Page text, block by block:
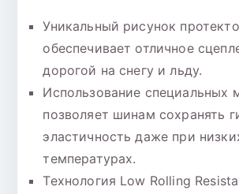
Уникальный рисунок
обеспечивает отличное
дорогой на снегу и льду.
Использование специальных
позволяет шинам сохранять
эластичность даже при
температурах.
Технология Low Rolling